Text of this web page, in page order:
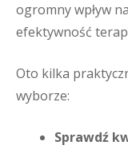
ogromny wpływ
efektywność
Oto kilka
wyborze:
Sprawdź